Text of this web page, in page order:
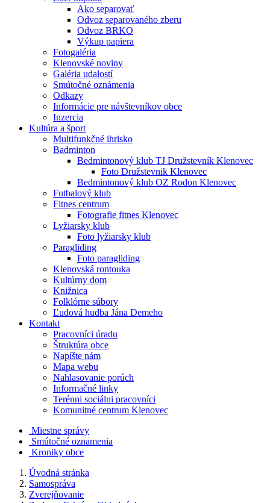
Ako separovať
Odvoz separovaného zberu
Odvoz BRKO
Výkup papiera
Fotogaléria
Klenovské noviny
Galéria udalostí
Smútočné oznámenia
Odkazy
Informácie pre návštevníkov obce
Inzercia
Kultúra a šport
Multifunkčné ihrisko
Badminton
Bedmintonový klub TJ Družstevník Klenovec
Foto Družstevnik Klenovec
Bedmintonový klub OZ Rodon Klenovec
Futbalový klub
Fitnes centrum
Fotografie fitnes Klenovec
Lyžiarsky klub
Foto lyžiarsky klub
Paragliding
Foto paragliding
Klenovská rontouka
Kultúrny dom
Knižnica
Folklórne súbory
Ľudová hudba Jána Demeho
Kontakt
Pracovníci úradu
Štruktúra obce
Napíšte nám
Mapa webu
Nahlasovanie porúch
Informačné linky
Terénni sociálni pracovníci
Komunitné centrum Klenovec
Miestne správy
Smútočné oznamenia
Kroniky obce
Úvodná stránka
Samospráva
Zverejňovanie